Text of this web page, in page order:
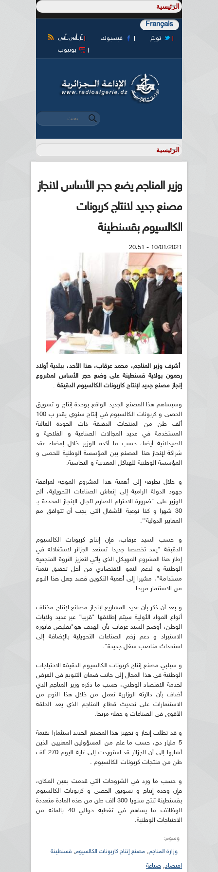
Français
آر أس أس فيسبوك
تويتر
يوتيوب
استمارة البحث
‏بحث ‏
وزير المناجم يضع حجر الأساس لانجاز
مصنع جديد لانتاج كربونات
الكالسيوم بقسنطينة
10/01/2021 - 20:51
أشرف وزير المناجم، محمد عرقاب، هذا الأحد، ببلدية أولاد
رحمون بولاية قسنطينة على وضع حجر الأساس لمشروع
إنجاز مصنع جديد لإنتاج كاربونات الكالسيوم الدقيقة .
وسيساهم هذا المصنع الجديد الواقع بوحدة إنتاج و تسويق
الحصى و كربونات الكالسيوم في إنتاج سنوي يقدر ب 100
ألف طن من المنتجات الدقيقة ذات الجودة العالية
المستخدمة في عديد المجالات الصناعية و الفلاحية و
الصيدلانية أيضا، حسب ما أكده الوزير خلال إمضاء عقد
شراكة لإنجاز هذا المصنع بين المؤسسة الوطنية للحصى و
المؤسسة الوطنية للهياكل المعدنية و النحاسية.
و خلال تطرقه إلى أهمية هذا المشروع الموجه لمرافقة
جهود الدولة الرامية إلى إنعاش الصناعات التحويلية، ألح
الوزير على "ضرورة الاحترام الصارم لآجال الإنجاز المحددة بـ
30 شهرا و كذا نوعية الأشغال التي يجب أن تتوافق مع
المعايير الدولية''.
و حسب السيد عرقاب، فإن إنتاج كربونات الكالسيوم
الدقيقة "يعد تخصصا جديدا تستعد الجزائر لاستغلاله في
إطار هذا المشروع المهيكل الذي يأتي لتعزيز الثروة المنجمية
الوطنية و لدعم النمو الاقتصادي من أجل تحقيق تنمية
مستدامة"، مشيرا إلى أهمية التكوين قصد جعل هذا النوع
من الاستثمار مربحا.
و بعد أن ذكر بأن عديد المشاريع لإنجاز مصانع لإنتاج مختلف
أنواع المواد الأولية سيتم إطلاقها "قريبا" عبر عديد ولايات
الوطن، أوضح السيد عرقاب بأن الهدف هو"تقليص فاتورة
الاستيراد و دعم زخم الصناعات التحويلية بالإضافة إلى
استحداث مناصب شغل جديدة".
و سيلبي مصنع إنتاج كربونات الكالسيوم الدقيقة الاحتياجات
الوطنية في هذا المجال إلى جانب ضمان التنويع في العرض
لخدمة الاقتصاد الوطني، حسب ما ذكره وزير المناجم الذي
أضاف بأن دائرته الوزارية تعمل من خلال هذا النوع من
الاستثمارات على تحديث قطاع المناجم الذي يعد الحلقة
الأقوى في الصناعات و جعله مربحا.
و قد تطلب إنجاز و تجهيز هذا المصنع الجديد استثمارا بقيمة
5 مليار دج، حسب ما علم من المسؤولين المعنيين الذين
أشاروا إلى أن الجزائر قد استوردت إلى غاية اليوم 270 ألف
طن من منتجات كربونات الكالسيوم .
و حسب ما ورد في الشروحات التي قدمت بعين المكان،
فإن وحدة إنتاج و تسويق الحصى و كربونات الكالسيوم
بقسنطينة تنتج سنويا 300 ألف طن من هذه المادة متعددة
الوظائف ما يساهم في تغطية حوالي 40 بالمائة من
الاحتياجات الوطنية.
وسوم:
وزارة المناجم, مصنع إنتاج كاربونات الكالسيوم, قسنطينة
اقتصاد, صناعة